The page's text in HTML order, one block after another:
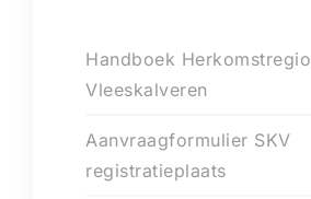
Handboek Herkomstregio
Vleeskalveren
Aanvraagformulier SKV
registratieplaats